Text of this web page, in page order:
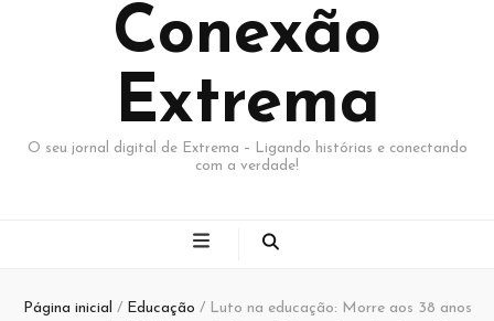
Conexão
Extrema
O seu jornal digital de Extrema – Ligando histórias e conectando
com a verdade!
Página inicial / Educação / Luto na educação: Morre aos 38 anos